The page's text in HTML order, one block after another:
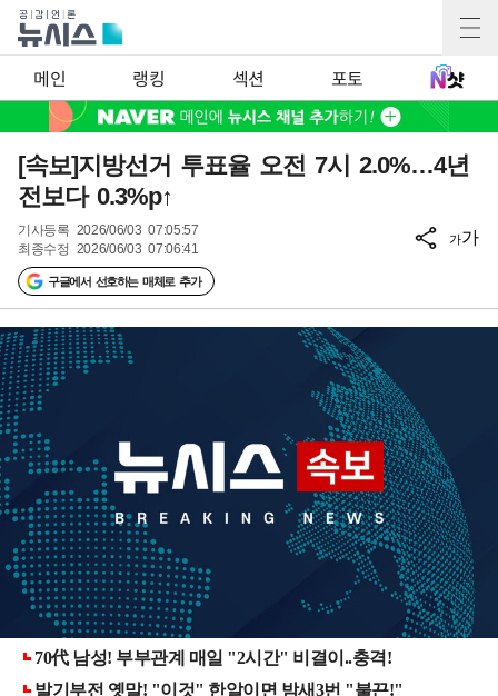
메인 랭킹 섹션 포토
[속보]지방선거 투표율 오전 7시 2.0%…4년
전보다 0.3%p↑
기사등록 2026/06/03 07:05:57
최종수정 2026/06/03 07:06:41
구글에서 선호하는 매체로 추가
가가